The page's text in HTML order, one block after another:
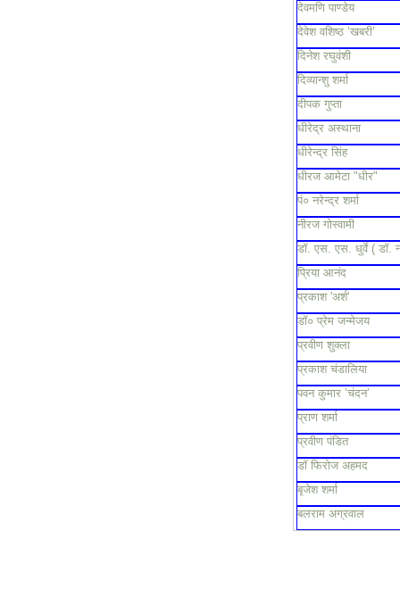
देवमणि पाण्डेय
देवेश वशिष्ठ ’खबरी’
दिनेश रघुवंशी
दिव्यान्शु शर्मा
दीपक गुप्ता
धीरेद्र अस्थाना
धीरेन्द्र सिंह
धीरज आमेटा "धीर"
पं० नरेन्द्र शर्मा
नीरज गोस्वामी
डॉ. एस. एस. धुर्वे ( डॉ.
प्रिया आनंद
प्रकाश 'अर्श'
डॉ० प्रेम जन्मेजय
प्रवीण शुक्ला
प्रकाश चंडालिया
पवन कुमार ’चंदन’
प्राण शर्मा
प्रवीण पंडित
डॉ फिरोज अहमद
बृजेश शर्मा
बलराम अग्रवाल